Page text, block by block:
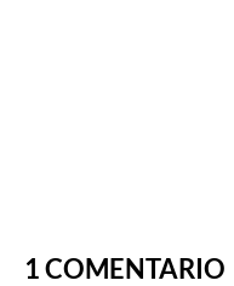
1 COMENTARIO